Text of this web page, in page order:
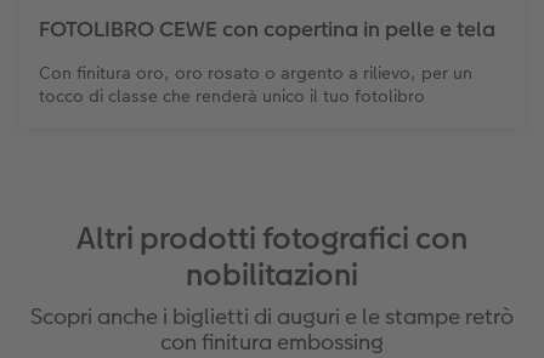
FOTOLIBRO CEWE con copertina in pelle e tela
Con finitura oro, oro rosato o argento a rilievo, per un
tocco di classe che renderà unico il tuo fotolibro
Altri prodotti fotografici con
nobilitazioni
Scopri anche i biglietti di auguri e le stampe retrò
con finitura embossing